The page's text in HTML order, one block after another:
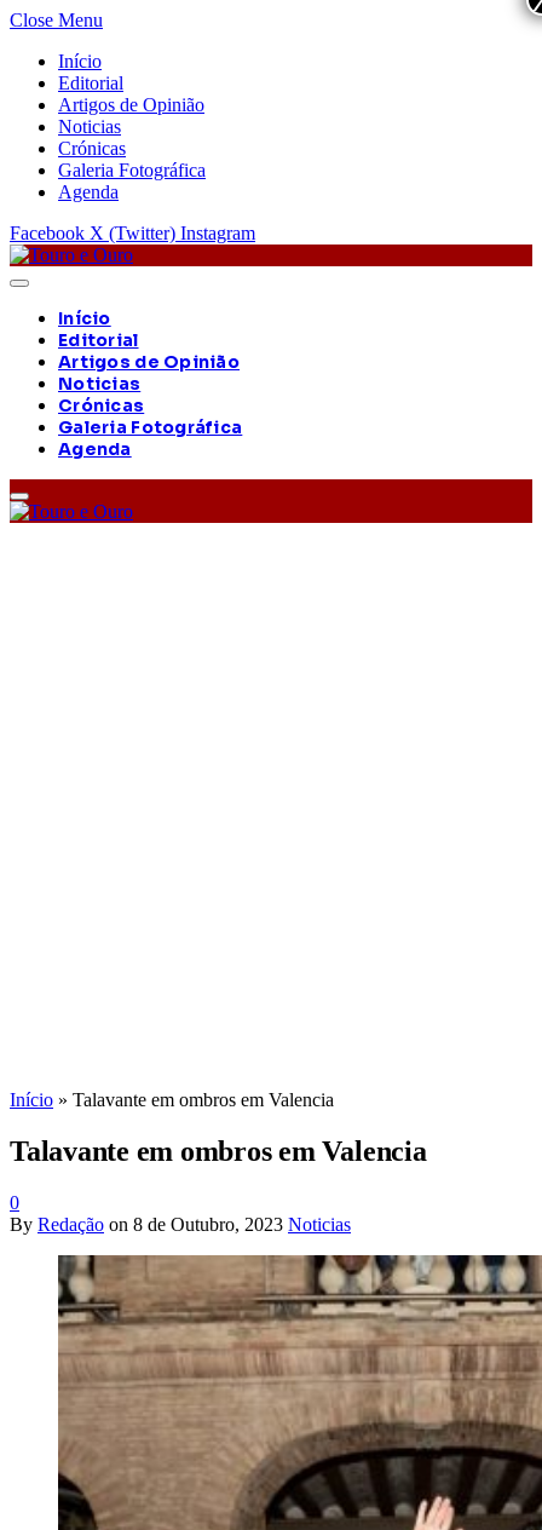
Close Menu
Início
Editorial
Artigos de Opinião
Noticias
Crónicas
Galeria Fotográfica
Agenda
Facebook X (Twitter) Instagram
Início
Editorial
Artigos de Opinião
Noticias
Crónicas
Galeria Fotográfica
Agenda
Início » Talavante em ombros em Valencia
Talavante em ombros em Valencia
0
By Redação on 8 de Outubro, 2023 Noticias